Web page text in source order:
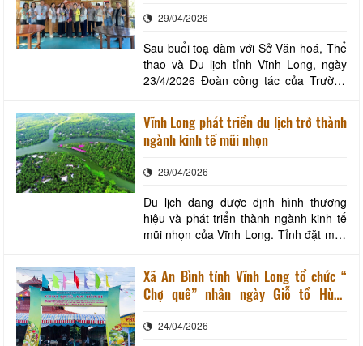
VĨNH LONG
29/04/2026
Sau buổi toạ đàm với Sở Văn hoá, Thể
thao và Du lịch tỉnh Vĩnh Long, ngày
23/4/2026 Đoàn công tác của Trường
lịch tiếp tục có chuyến khảo sát thực tế
tại một số điểm đến du lịch cộng đồng
tiêu biểu tại phường An Hội và xã Nhị
Vĩnh Long phát triển du lịch trở thành
ngành kinh tế mũi nhọn
29/04/2026
Du lịch đang được định hình thương
hiệu và phát triển thành ngành kinh tế
mũi nhọn của Vĩnh Long. Tỉnh đặt mục
dưỡng đặc sắc hàng đầu của vùng
ĐBSCL. Xây dựng các tuyến du lịch liên
hoàn Mới đây, Vĩnh Long đã công bố
2050. Trong đ
Xã An Bình tỉnh Vĩnh Long tổ chức “
Chợ quê” nhân ngày Giỗ tổ Hùng
24/04/2026